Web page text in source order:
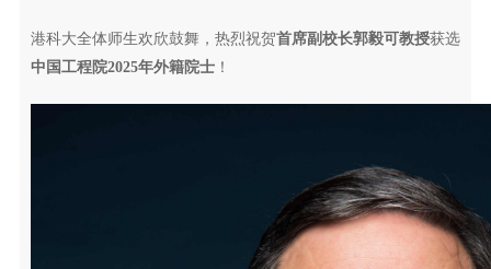
港科大全体师生欢欣鼓舞，热烈祝贺首席副校长郭毅可教授获选
中国工程院2025年外籍院士！